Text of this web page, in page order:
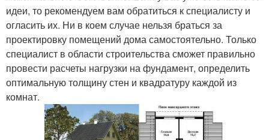
идеи, то рекомендуем вам обратиться к специалисту и
огласить их. Ни в коем случае нельзя браться за
проектировку помещений дома самостоятельно. Только
специалист в области строительства сможет правильно
провести расчеты нагрузки на фундамент, определить
оптимальную толщину стен и квадратуру каждой из
комнат.